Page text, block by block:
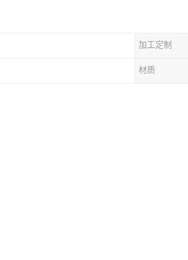
加工定制
材质